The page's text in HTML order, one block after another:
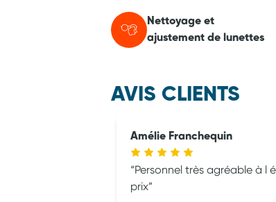
Nettoyage et
ajustement de lunettes
AVIS CLIENTS
Amélie Franchequin
Personnel très agréable à
prix